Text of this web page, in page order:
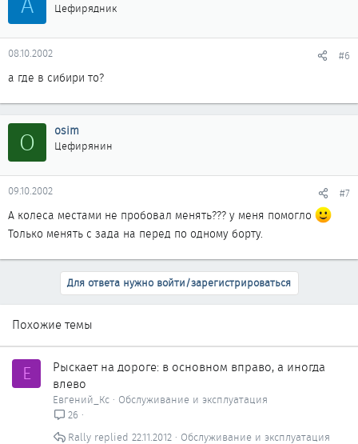
Цефирядник
08.10.2002 #6
а где в сибири то?
O osim
Цефирянин
09.10.2002 #7
А колеса местами не пробовал менять??? у меня помогло
Только менять с зада на перед по одному борту.
Для ответа нужно войти/зарегистрироваться
Похожие темы
Е
Рыскает на дороге: в основном вправо, а иногда
влево
Евгений_Кс
Обслуживание и эксплуатация
26
Обслуживание и эксплуатация
22.11.2012
Rally